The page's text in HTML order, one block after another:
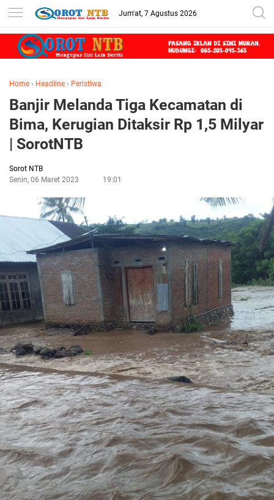
Jum'at, 7 Agustus 2026
Home › Headline › Peristiwa
Banjir Melanda Tiga Kecamatan di
Bima, Kerugian Ditaksir Rp 1,5 Milyar
| SorotNTB
Sorot NTB
Senin, 06 Maret 2023
19:01